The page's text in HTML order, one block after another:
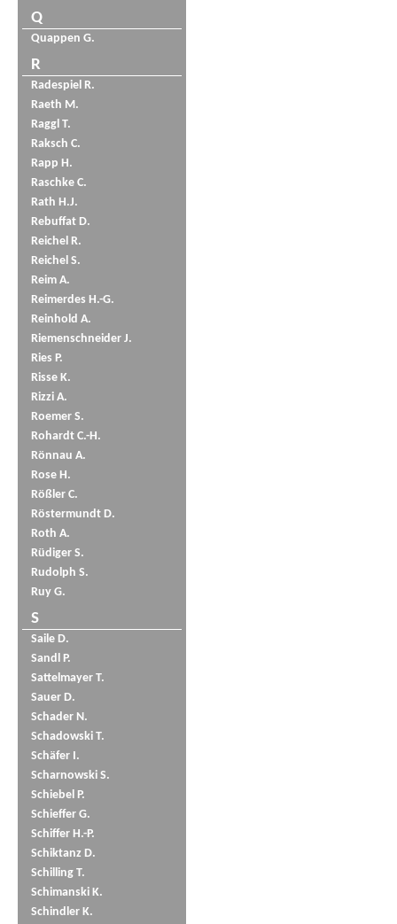
Q
Quappen G.
R
Radespiel R.
Raeth M.
Raggl T.
Raksch C.
Rapp H.
Raschke C.
Rath H.J.
Rebuffat D.
Reichel R.
Reichel S.
Reim A.
Reimerdes H.-G.
Reinhold A.
Riemenschneider J.
Ries P.
Risse K.
Rizzi A.
Roemer S.
Rohardt C.-H.
Rönnau A.
Rose H.
Rößler C.
Röstermundt D.
Roth A.
Rüdiger S.
Rudolph S.
Ruy G.
S
Saile D.
Sandl P.
Sattelmayer T.
Sauer D.
Schader N.
Schadowski T.
Schäfer I.
Scharnowski S.
Schiebel P.
Schieffer G.
Schiffer H.-P.
Schiktanz D.
Schilling T.
Schimanski K.
Schindler K.